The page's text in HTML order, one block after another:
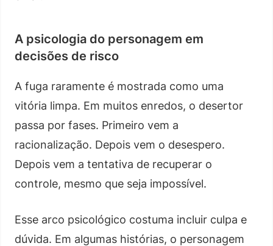
A psicologia do personagem em
decisões de risco
A fuga raramente é mostrada como uma
vitória limpa. Em muitos enredos, o desertor
passa por fases. Primeiro vem a
racionalização. Depois vem o desespero.
Depois vem a tentativa de recuperar o
controle, mesmo que seja impossível.
Esse arco psicológico costuma incluir culpa e
dúvida. Em algumas histórias, o personagem